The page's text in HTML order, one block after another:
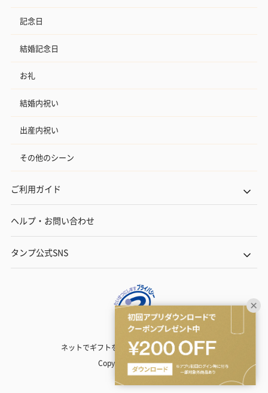
記念日
結婚記念日
お礼
結婚内祝い
出産内祝い
その他のシーン
ご利用ガイド
ヘルプ・お問い合わせ
タンプ公式SNS
ネットでギフトを贈るなら | TANP（タンプ）
Copyright© TANP Inc.